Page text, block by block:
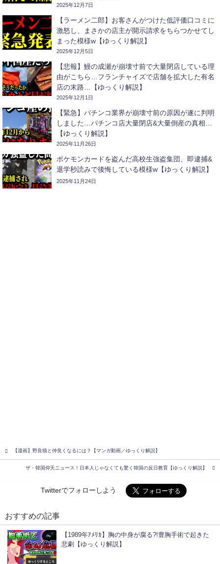
2025年12月7日
【ラーメン二郎】お客さんがつけた低評価口コミに
激怒し、まさかの店主が開示請求をちらつかせてし
まった模様w【ゆっくり解説】
2025年12月5日
【悲報】鰻の成瀬が崩壊寸前で大量閉店している理
由がこちら…フランチャイズで店舗を拡大した有名
店の末路…【ゆっくり解説】
2025年12月1日
【緊急】パチンコ業界が崩壊寸前の原因が遂に判明
しました…パチンコ店大量閉店&大量倒産の真相…
【ゆっくり解説】
2025年11月26日
ポケモンカードを盗んだ高校生強盗集団、即逮捕&
退学秒読みで後悔している模様w【ゆっくり解説】
2025年11月24日
【漫画】野良猫と仲良くなるには？【マンガ動画／ゆっくり解説】
ザ・韓国仰天ニュース！日本人じゃなくても驚く韓国の反日教育【ゆっくり解説】
Twitterでフォローしよう
おすすめの記事
ゆっくりするところ
【1989年ｱﾒﾘｶ】胸の中身が腐る?!豊胸手術で起きた
悲劇【ゆっくり解説】